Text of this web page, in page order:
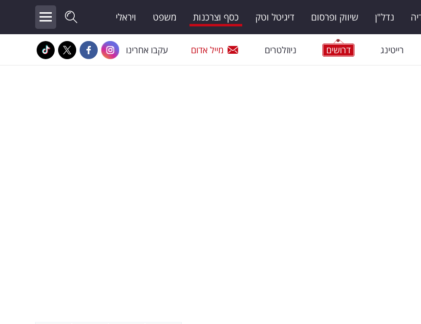
נדל"ן שיווק ופרסום דיגיטל וטק כסף וצרכנות משפט ויראלי
רייטינג דרושים ניוזלטרים מייל אדום עקבו אחרינו